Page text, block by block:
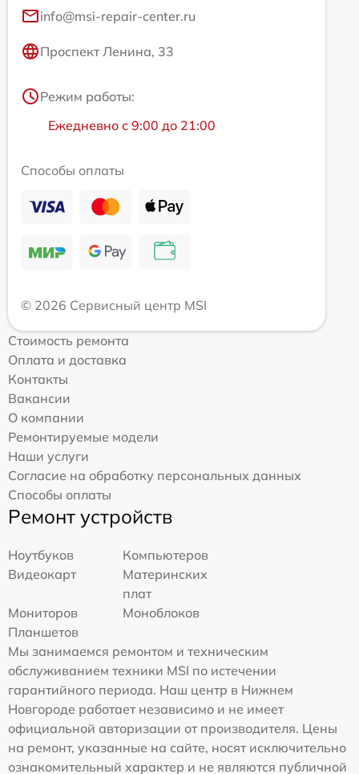
info@msi-repair-center.ru
Проспект Ленина, 33
Режим работы:
Ежедневно с 9:00 до 21:00
Способы оплаты
© 2026 Сервисный центр MSI
Стоимость ремонта
Оплата и доставка
Контакты
Вакансии
О компании
Ремонтируемые модели
Наши услуги
Согласие на обработку персональных данных
Способы оплаты
Ремонт устройств
Ноутбуков
Компьютеров
Видеокарт
Материнских
плат
Мониторов
Моноблоков
Планшетов
Мы занимаемся ремонтом и техническим
обслуживанием техники MSI по истечении
гарантийного периода. Наш центр в Нижнем
Новгороде работает независимо и не имеет
официальной авторизации от производителя. Цены
на ремонт, указанные на сайте, носят исключительно
ознакомительный характер и не являются публичной